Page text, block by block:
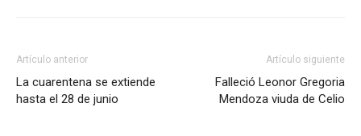
Artículo anterior
La cuarentena se extiende
hasta el 28 de junio
Artículo siguiente
Falleció Leonor Gregoria
Mendoza viuda de Celio